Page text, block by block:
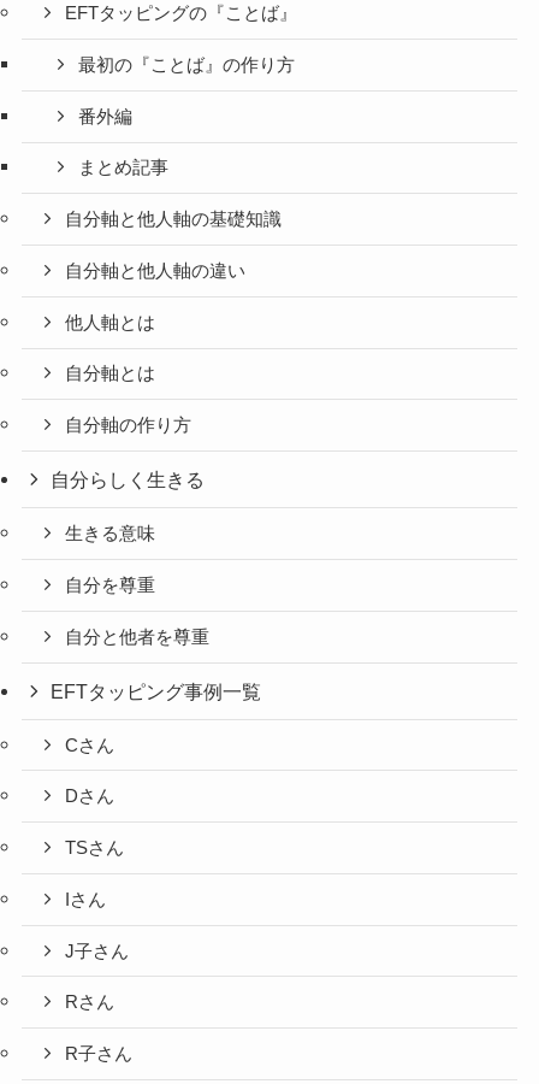
EFTタッピングの『ことば』
最初の『ことば』の作り方
番外編
まとめ記事
自分軸と他人軸の基礎知識
自分軸と他人軸の違い
他人軸とは
自分軸とは
自分軸の作り方
自分らしく生きる
生きる意味
自分を尊重
自分と他者を尊重
EFTタッピング事例一覧
Cさん
Dさん
TSさん
Iさん
J子さん
Rさん
R子さん